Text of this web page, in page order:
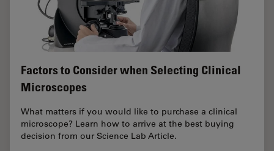
Factors to Consider when Selecting Clinical
Microscopes
What matters if you would like to purchase a clinical
microscope? Learn how to arrive at the best buying
decision from our Science Lab Article.